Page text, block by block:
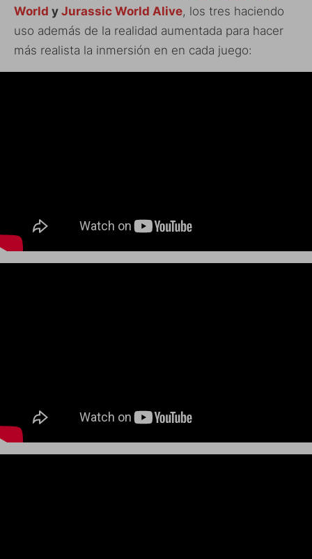
World y Jurassic World Alive, los tres haciendo
uso además de la realidad aumentada para hacer
más realista la inmersión en en cada juego: